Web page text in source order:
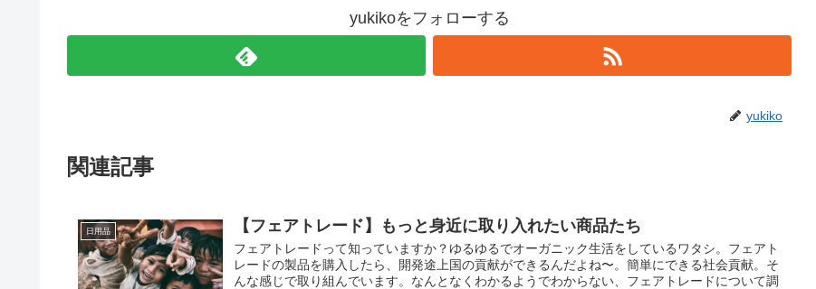
yukikoをフォローする
yukiko
関連記事
日用品 【フェアトレード】もっと身近に取り入れたい商品たち
フェアトレードって知っていますか？ゆるゆるでオーガニック生活をしているワタシ。フェアト
レードの製品を購入したら、開発途上国の貢献ができるんだよね〜。簡単にできる社会貢献。そ
んな感じで取り組んでいます。なんとなくわかるようでわからない、フェアトレードについて調